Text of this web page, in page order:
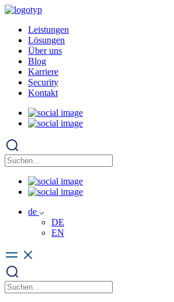
Leistungen
Lösungen
Über uns
Blog
Karriere
Security
Kontakt
de
DE
EN